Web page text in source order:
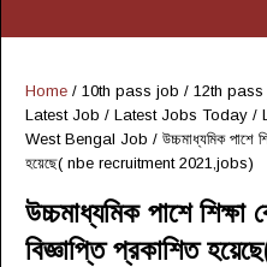
Home / 10th pass job / 12th pass
Latest Job / Latest Jobs Today /
West Bengal Job / উচ্চমাধ্যমিক পাশে
হয়েছে( nbe recruitment 2021,jobs)
উচ্চমাধ্যমিক পাশে শিক্ষা
বিজ্ঞাপ্তি প্রকাশিত